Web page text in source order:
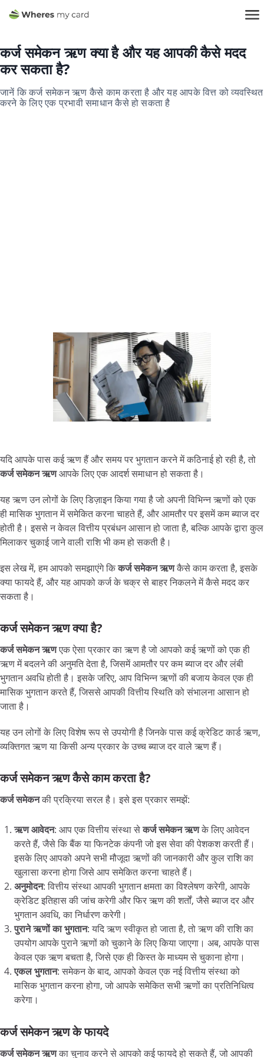
कर्ज समेकन ऋण क्या है और यह आपकी कैसे मदद
कर सकता है?
जानें कि कर्ज समेकन ऋण कैसे काम करता है और यह आपके वित्त को व्यवस्थित
करने के लिए एक प्रभावी समाधान कैसे हो सकता है
यदि आपके पास कई ऋण हैं और समय पर भुगतान करने में कठिनाई हो रही है, तो
कर्जसमेकनऋणआपके लिए एक आदर्श समाधान हो सकता है।
यह ऋण उन लोगों के लिए डिज़ाइन किया गया है जो अपनी विभिन्न ऋणों को एक
ही मासिक भुगतान में समेकित करना चाहते हैं, और आमतौर पर इसमें कम ब्याज दर
होती है। इससे न केवल वित्तीय प्रबंधन आसान हो जाता है, बल्कि आपके द्वारा कुल
मिलाकर चुकाई जाने वाली राशि भी कम हो सकती है।
इस लेख में, हम आपको समझाएंगे किकर्जसमेकनऋणकैसे काम करता है, इसके
क्या फायदे हैं, और यह आपको कर्ज के चक्र से बाहर निकलने में कैसे मदद कर
सकता है।
कर्ज समेकन ऋण क्या है?
कर्जसमेकनऋणएक ऐसा प्रकार का ऋण है जो आपको कई ऋणों को एक ही
ऋण में बदलने की अनुमति देता है, जिसमें आमतौर पर कम ब्याज दर और लंबी
भुगतान अवधि होती है। इसके जरिए, आप विभिन्न ऋणों की बजाय केवल एक ही
मासिक भुगतान करते हैं, जिससे आपकी वित्तीय स्थिति को संभालना आसान हो
जाता है।
यह उन लोगों के लिए विशेष रूप से उपयोगी है जिनके पास कई क्रेडिट कार्ड ऋण,
व्यक्तिगत ऋण या किसी अन्य प्रकार के उच्च ब्याज दर वाले ऋण हैं।
कर्ज समेकन ऋण कैसे काम करता है?
कर्जसमेकनकी प्रक्रिया सरल है। इसे इस प्रकार समझें:
ऋणआवेदन: आप एक वित्तीय संस्था सेकर्जसमेकनऋणके लिए आवेदन
करते हैं, जैसे कि बैंक या फिनटेक कंपनी जो इस सेवा की पेशकश करती हैं।
इसके लिए आपको अपने सभी मौजूदा ऋणों की जानकारी और कुल राशि का
खुलासा करना होगा जिसे आप समेकित करना चाहते हैं।
अनुमोदन: वित्तीय संस्था आपकी भुगतान क्षमता का विश्लेषण करेगी, आपके
क्रेडिट इतिहास की जांच करेगी और फिर ऋण की शर्तों, जैसे ब्याज दर और
भुगतान अवधि, का निर्धारण करेगी।
पुरानेऋणोंकाभुगतान: यदि ऋण स्वीकृत हो जाता है, तो ऋण की राशि का
उपयोग आपके पुराने ऋणों को चुकाने के लिए किया जाएगा। अब, आपके पास
केवल एक ऋण बचता है, जिसे एक ही किस्त के माध्यम से चुकाना होगा।
एकलभुगतान: समेकन के बाद, आपको केवल एक नई वित्तीय संस्था को
मासिक भुगतान करना होगा, जो आपके समेकित सभी ऋणों का प्रतिनिधित्व
करेगा।
कर्ज समेकन ऋण के फायदे
कर्जसमेकनऋणका चुनाव करने से आपको कई फायदे हो सकते हैं, जो आपकी